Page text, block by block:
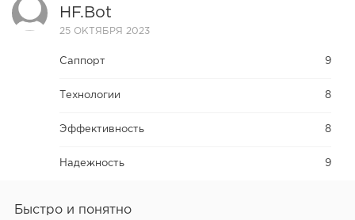
HF.bot
25 ОКТЯБРЯ 2023
Саппорт 9
Технологии 8
Эффективность 8
Надежность 9
Быстро и понятно